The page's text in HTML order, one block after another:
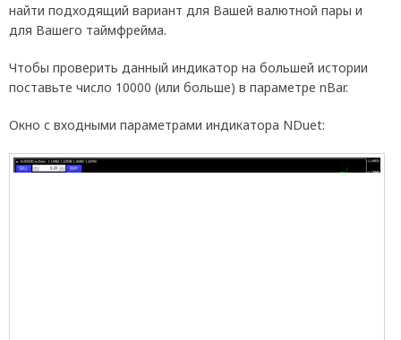
найти подходящий вариант для Вашей валютной пары и
для Вашего таймфрейма.
Чтобы проверить данный индикатор на большей истории
поставьте число 10000 (или больше) в параметре nBar.
Окно с входными параметрами индикатора NDuet: